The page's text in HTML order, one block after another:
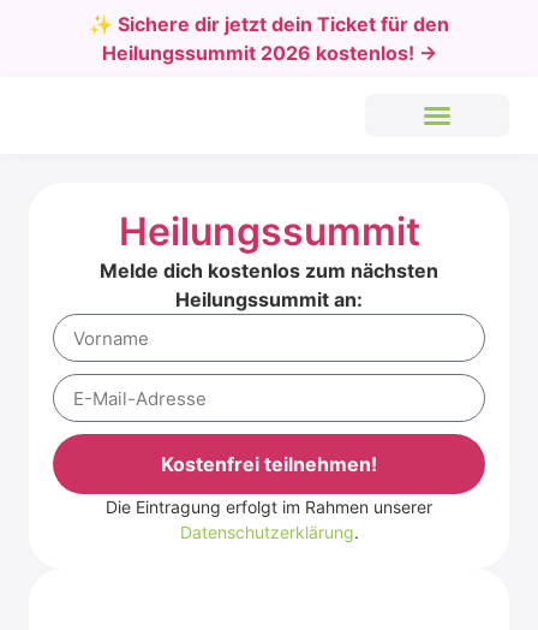
✨ Sichere dir jetzt dein Ticket für den
Heilungssummit 2026 kostenlos! →
Heilungssummit
Melde dich kostenlos zum nächsten
Heilungssummit an:
Kostenfrei teilnehmen!
Alternative:
Die Eintragung erfolgt im Rahmen unserer
Datenschutzerklärung.